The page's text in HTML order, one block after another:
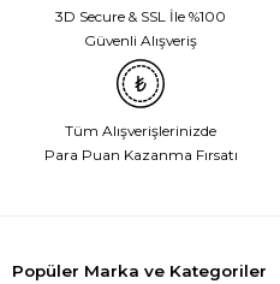
3D Secure & SSL İle %100
Güvenli Alışveriş
Tüm Alışverişlerinizde
Para Puan Kazanma Fırsatı
Popüler Marka ve Kategoriler